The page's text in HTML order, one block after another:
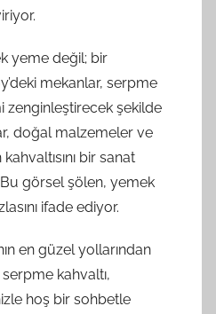
yeme değil; bir
mekanlar, serpme
zenginleştirecek şekilde
doğal malzemeler ve
bir sanat
görsel şölen, yemek
ifade ediyor.
en güzel yollarından
kahvaltı,
hoş bir sohbetle